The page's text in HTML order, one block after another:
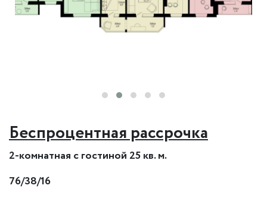
Беспроцентная рассрочка
2-комнатная с гостиной 25 кв. м.
76/38/16